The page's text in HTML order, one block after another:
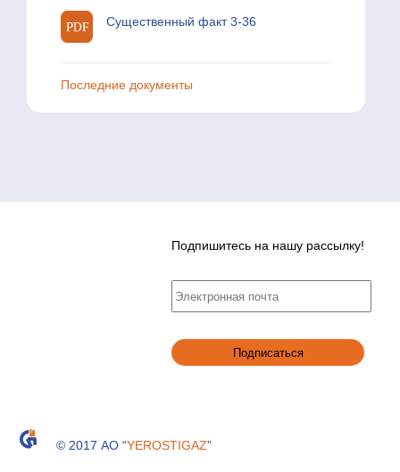
Существенный факт 3-36
Последние документы
Подпишитесь на нашу рассылку!
© 2017 АО “YEROSTIGAZ”